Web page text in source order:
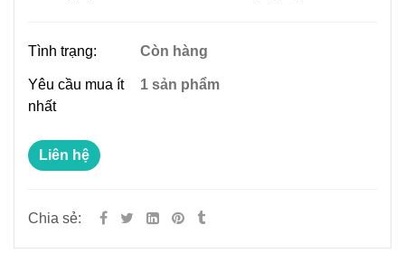
Tình trạng: Còn hàng
Yêu cầu mua ít
nhất
1 sản phẩm
Liên hệ
Chia sẻ: